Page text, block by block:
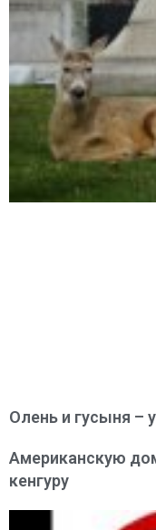
Олень и гусыня –
Американскую
кенгуру